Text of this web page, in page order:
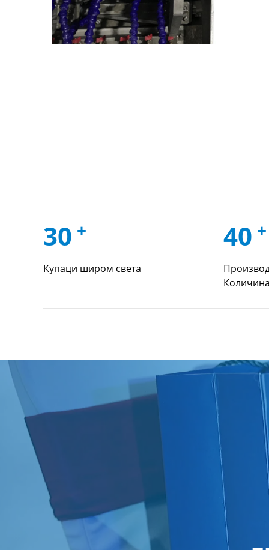
30 +
Купаци широм света
40 +